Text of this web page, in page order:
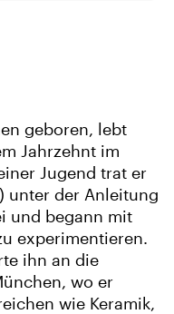
geboren, lebt
Jahrzehnt im
Jugend trat er
unter der Anleitung
und begann mit
experimentieren.
ihn an die
wo er
wie Keramik,